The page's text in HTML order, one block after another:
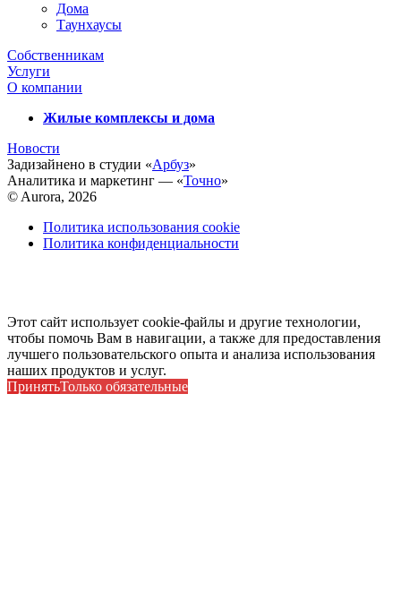
Дома
Таунхаусы
Собственникам
Услуги
О компании
Жилые комплексы и дома
Новости
Задизайнено в студии «Арбуз»
Аналитика и маркетинг — «Точно»
© Aurora, 2026
Политика использования cookie
Политика конфиденциальности
Этот сайт использует cookie-файлы и другие технологии,
чтобы помочь Вам в навигации, а также для предоставления
лучшего пользовательского опыта и анализа использования
наших продуктов и услуг.
ПринятьТолько обязательные